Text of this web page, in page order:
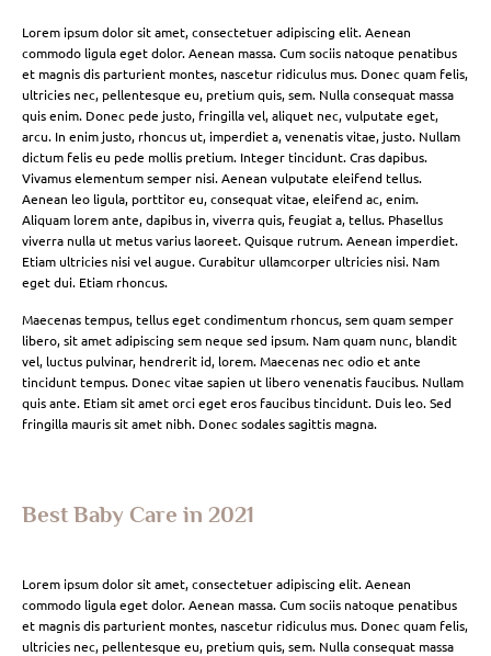
Lorem ipsum dolor sit amet, consectetuer adipiscing elit. Aenean
commodo ligula eget dolor. Aenean massa. Cum sociis natoque penatibus
et magnis dis parturient montes, nascetur ridiculus mus. Donec quam felis,
ultricies nec, pellentesque eu, pretium quis, sem. Nulla consequat massa
quis enim. Donec pede justo, fringilla vel, aliquet nec, vulputate eget,
arcu. In enim justo, rhoncus ut, imperdiet a, venenatis vitae, justo. Nullam
dictum felis eu pede mollis pretium. Integer tincidunt. Cras dapibus.
Vivamus elementum semper nisi. Aenean vulputate eleifend tellus.
Aenean leo ligula, porttitor eu, consequat vitae, eleifend ac, enim.
Aliquam lorem ante, dapibus in, viverra quis, feugiat a, tellus. Phasellus
viverra nulla ut metus varius laoreet. Quisque rutrum. Aenean imperdiet.
Etiam ultricies nisi vel augue. Curabitur ullamcorper ultricies nisi. Nam
eget dui. Etiam rhoncus.
Maecenas tempus, tellus eget condimentum rhoncus, sem quam semper
libero, sit amet adipiscing sem neque sed ipsum. Nam quam nunc, blandit
vel, luctus pulvinar, hendrerit id, lorem. Maecenas nec odio et ante
tincidunt tempus. Donec vitae sapien ut libero venenatis faucibus. Nullam
quis ante. Etiam sit amet orci eget eros faucibus tincidunt. Duis leo. Sed
fringilla mauris sit amet nibh. Donec sodales sagittis magna.
Best Baby Care in 2021
Lorem ipsum dolor sit amet, consectetuer adipiscing elit. Aenean
commodo ligula eget dolor. Aenean massa. Cum sociis natoque penatibus
et magnis dis parturient montes, nascetur ridiculus mus. Donec quam felis,
ultricies nec, pellentesque eu, pretium quis, sem. Nulla consequat massa